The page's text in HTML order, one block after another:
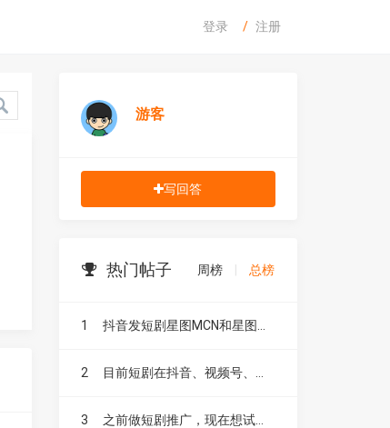
登录 注册
游客
写回答
热门帖子 周榜 总榜
1
2
3 之前做短剧推广，现在想试试漫剧，不知道漫剧好做吗？